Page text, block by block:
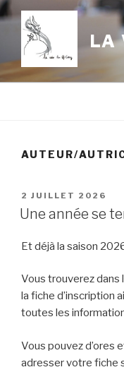
Aller
au
contenu
principal
LA
AUTEUR/
PUBLIÉ
LE
2 JUILLET 2026
Une année se
Et déjà la saison
Vous trouverez
la fiche d’inscription
toutes les
Vous pouvez d’ores
adresser votre fiche